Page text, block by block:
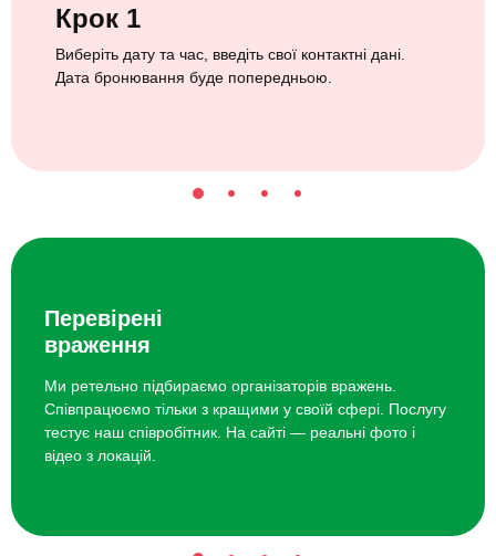
Крок 1
Виберіть дату та час, введіть свої контактні дані.
Дата бронювання буде попередньою.
Перевірені
враження
Ми ретельно підбираємо організаторів вражень.
Співпрацюємо тільки з кращими у своїй сфері. Послугу
тестує наш співробітник. На сайті — реальні фото і
відео з локацій.